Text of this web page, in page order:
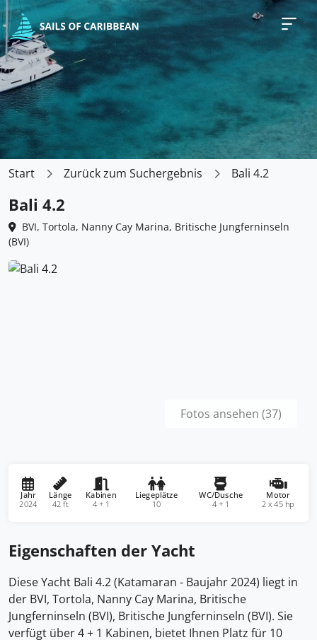
Start Zurück zum Suchergebnis Bali 4.2
Bali 4.2
BVI, Tortola, Nanny Cay Marina, Britische Jungferninseln
(BVI)
Fotos ansehen (37)
Jahr
2024
Länge
42 ft
Kabinen
4 + 1
Liegeplätze
10
WC/Dusche
4 + 1
Motor
2 x 45 hp
Eigenschaften der Yacht
Diese Yacht Bali 4.2 (Katamaran - Baujahr 2024) liegt in
der BVI, Tortola, Nanny Cay Marina, Britische
Jungferninseln (BVI), Britische Jungferninseln (BVI). Sie
verfügt über 4 + 1 Kabinen, bietet Ihnen Platz für 10